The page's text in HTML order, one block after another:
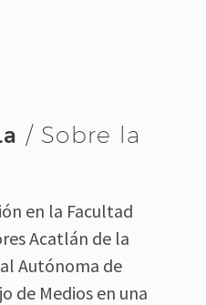
/ Sobre la
en la Facultad
Acatlán de la
Autónoma de
de Medios en una